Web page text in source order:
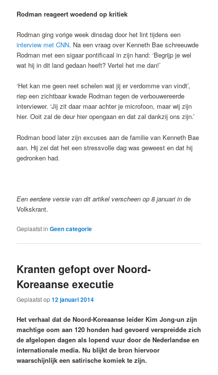
Rodman reageert woedend op kritiek
Rodman ging vorige week dinsdag door het lint tijdens een
interview met CNN. Na een vraag over Kenneth Bae schreeuwde
Rodman met een sigaar pontificaal in zijn hand: ‘Begrijp je wel
wat hij in dit land gedaan heeft? Vertel het me dan!’
‘Het kan me geen reet schelen wat jij er verdomme van vindt’,
riep een zichtbaar kwade Rodman tegen de verbouwereerde
interviewer. ‘Jij zit daar maar achter je microfoon, maar wij zijn
hier. Ooit zal de deur hier opengaan en dat zal dankzij ons zijn.’
Rodman bood later zijn excuses aan de familie van Kenneth Bae
aan. Hij zei dat het een stressvolle dag was geweest en dat hij
gedronken had.
Een eerdere versie van dit artikel verscheen op 8 januari inde
Volkskrant.
Geplaatst in Geen categorie
Kranten gefopt over Noord-
Koreaanse executie
Geplaatst op12 januari 2014
Het verhaal dat de Noord-Koreaanse leider Kim Jong-un zijn
machtige oom aan 120 honden had gevoerd verspreidde zich
de afgelopen dagen als lopend vuur door de Nederlandse en
internationale media. Nu blijkt de bron hiervoor
waarschijnlijk een satirische komiek te zijn.